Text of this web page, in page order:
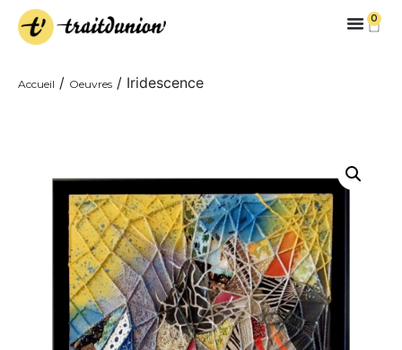
0
Accueil / Oeuvres / Iridescence